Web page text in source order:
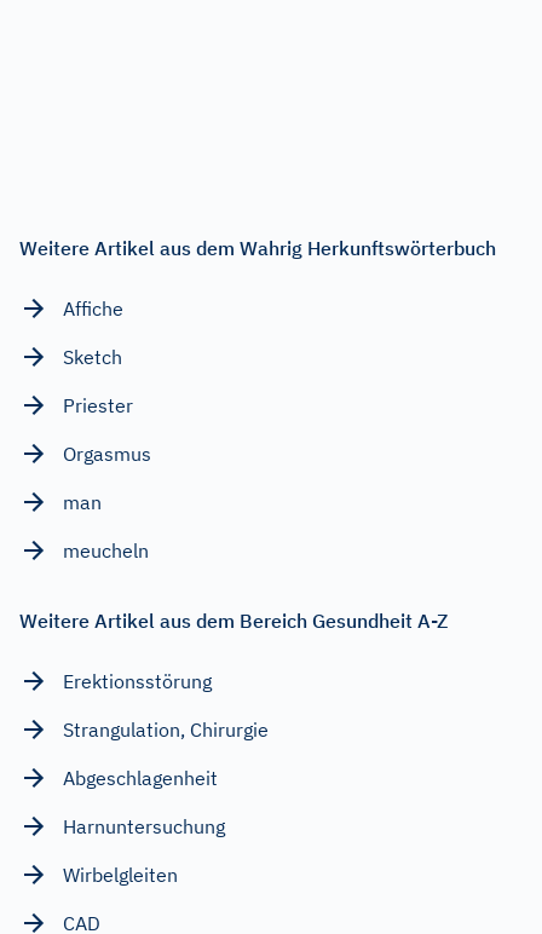
Weitere Artikel aus dem Wahrig Herkunftswörterbuch
Affiche
Sketch
Priester
Orgasmus
man
meucheln
Weitere Artikel aus dem Bereich Gesundheit A-Z
Erektionsstörung
Strangulation, Chirurgie
Abgeschlagenheit
Harnuntersuchung
Wirbelgleiten
CAD